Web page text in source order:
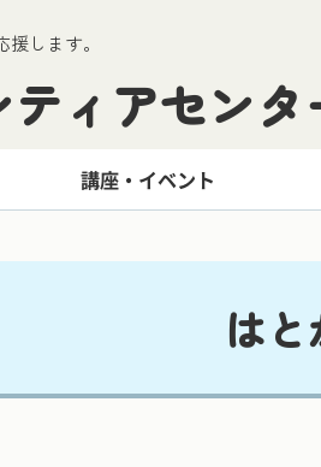
します。
ィアセンタ
講座・イベント
は